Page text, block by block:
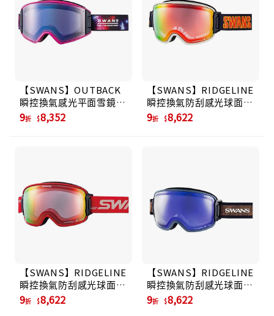
【SWANS】OUTBACK
瞬控換氣感光平面雪鏡
(OB-MDH-CU)/ Rose
Pink
9折 8,352
【SWANS】RIDGELINE
瞬控換氣防刮感光球面雪
鏡 (RL-MDH-MIT)/
Ivory
9折 8,622
【SWANS】RIDGELINE
瞬控換氣防刮感光球面雪
鏡 (RL-MDH-MIT)/
Gloss Red
9折 8,622
【SWANS】RIDGELINE
瞬控換氣防刮感光球面雪
鏡 (RL-MDH-MIT)/
Smoke Blue
9折 8,622